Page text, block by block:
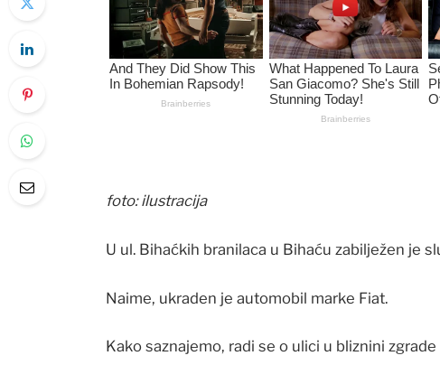
foto: ilustracija
U ul. Bihaćkih branilaca u Bihaću zabilježen je
Naime, ukraden je automobil marke Fiat.
Kako saznajemo, radi se o ulici u bliznini